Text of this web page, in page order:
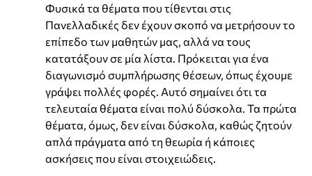
Φυσικά τα θέματα που τίθενται στις
Πανελλαδικές δεν έχουν σκοπό να μετρήσουν το
επίπεδο των μαθητών μας, αλλά να τους
κατατάξουν σε μία λίστα. Πρόκειται για ένα
διαγωνισμό συμπλήρωσης θέσεων, όπως έχουμε
γράψει πολλές φορές. Αυτό σημαίνει ότι τα
τελευταία θέματα είναι πολύ δύσκολα. Τα πρώτα
θέματα, όμως, δεν είναι δύσκολα, καθώς ζητούν
απλά πράγματα από τη θεωρία ή κάποιες
ασκήσεις που είναι στοιχειώδεις.